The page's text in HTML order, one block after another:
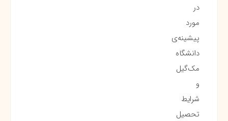
در
مورد
پیشینه‌ی
دانشگاه
مک‌گیل
و
شرایط
تحصیل